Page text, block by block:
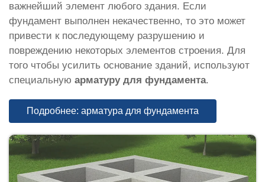
важнейший элемент любого здания. Если
фундамент выполнен некачественно, то это может
привести к последующему разрушению и
повреждению некоторых элементов строения. Для
того чтобы усилить основание зданий, используют
специальную арматуру для фундамента.
Подробнее: арматура для фундамента